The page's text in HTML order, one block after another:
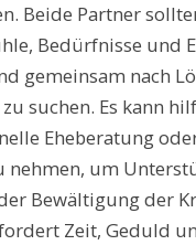
Beide Partner
Bedürfnisse und
gemeinsam nach
suchen. Es kann
Eheberatung
nehmen, um
Bewältigung der
Zeit, Geduld